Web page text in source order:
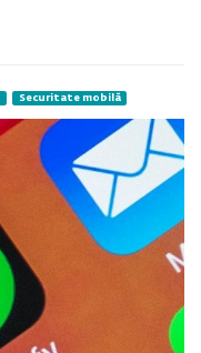
Securitate mobilă